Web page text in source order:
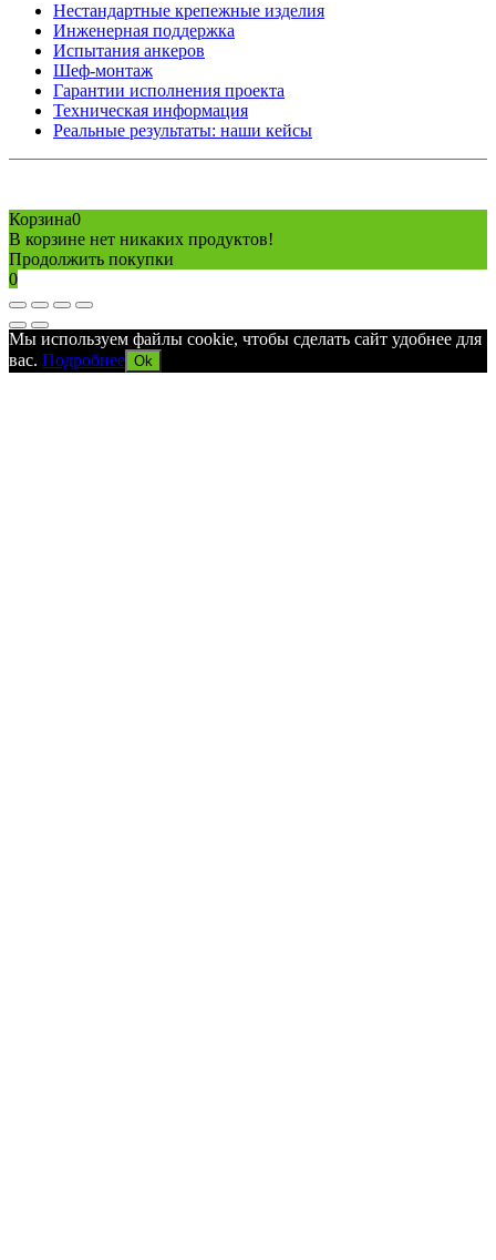
Нестандартные крепежные изделия
Инженерная поддержка
Испытания анкеров
Шеф-монтаж
Гарантии исполнения проекта
Техническая информация
Реальные результаты: наши кейсы
Корзина0
В корзине нет никаких продуктов!
Продолжить покупки
0
Мы используем файлы cookie, чтобы сделать сайт удобнее для
вас. Подробнее Ok